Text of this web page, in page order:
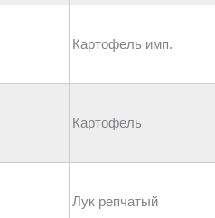
Картофель имп.
Картофель
Лук репчатый